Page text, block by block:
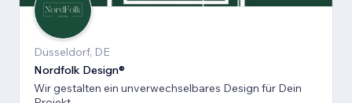
Düsseldorf, DE
Nordfolk Design®
Wir gestalten ein unverwechselbares Design für Dein